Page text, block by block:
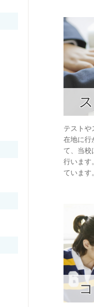
テストや
在地に行
て、当校
行います
ています。